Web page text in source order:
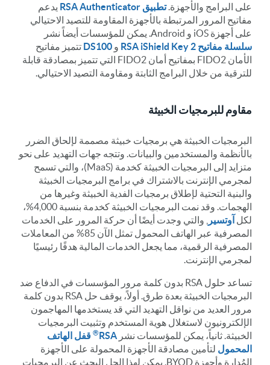
على البرامج والأجهزة.تطبيق RSA Authenticator
يدعم
مفاتيح المرور المرتبطة بالأجهزة المقاومة للتصيد الاحتيالي
على أجهزة iOS و Android. يمكن للمؤسسات أيضاً نشر
سلسلة مفاتيح RSA iShield Key 2
و DS100 تتميز مفاتيح
الأمان FIDO2 بمفاتيح أمان FIDO2 التي تتميز بمصادقة قابلة
للترقية من خلال البرامج الثابتة ومقاومة التصيد الاحتيالي.
مقاوم للبرمجيات الخبيثة
البرمجيات الخبيثة هي برمجيات خبيثة مصممة لإلحاق الضرر
بالأنظمة والمستخدمين والبيانات. وتتجه جهات التهديد على نحو
متزايد إلى البرمجيات الخبيثة كخدمة (MaaS)، والتي تسمح
لمجرمي الإنترنت بالاشتراك في برامج البرمجيات الخبيثة
والبنية التحتية لإطلاق برمجيات الفدية الخبيثة وغيرها من
الهجمات. وقد نمت البرمجيات الخبيثة كخدمة بنسبة 4,000%،
لكل آوتسير
, والتي وجدت أيضًا أن حركة المرور على الخدمات
المصرفية عبر الهاتف المحمول تمثل الآن 85% من المعاملات
المصرفية الرقمية، مما يجعل الخدمات المالية هدفًا رئيسيًا
لمجرمي الإنترنت.
تساعد حلول RSA بدون كلمة مرور المؤسسات في الدفاع ضد
البرمجيات الخبيثة بعدة طرق. أولاً، يوقف حل RSA بدون كلمة
مرور العديد من نواقل التهديد التي قد يستخدمها المهاجمون
الإلكترونيون لاستغلال هوية المستخدم وتثبيت البرمجيات
الخبيثة. ثانياً، يمكن للمؤسسات نشر RSA
® قفل الهاتف
المحمول لتأمين مصادقة الأجهزة المحمولة على الأجهزة
المُدارة وأجهزة BYOD. يمكن لهذا الحل البحث عن البرمجيات